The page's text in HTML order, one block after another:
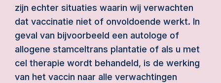
zijn echter situaties waarin wij verwachten
dat vaccinatie niet of onvoldoende werkt. In
geval van bijvoorbeeld een autologe of
allogene stamceltrans plantatie of als u met
cel therapie wordt behandeld, is de werking
van het vaccin naar alle verwachtingen